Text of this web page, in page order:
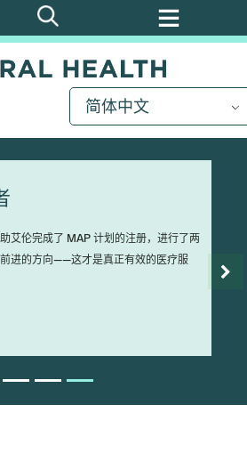
简体中文
艾伦完成了 MAP 计划的注册，进行了两
进的方向——这才是真正有效的医疗服